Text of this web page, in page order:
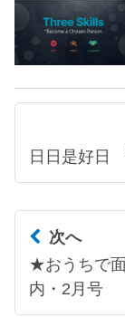
日日是好日
次へ
★おうちで
内・2月号